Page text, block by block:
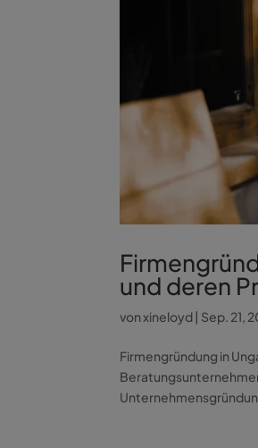
und deren
vonxineloyd| Sep. 21,
Firmengründung in